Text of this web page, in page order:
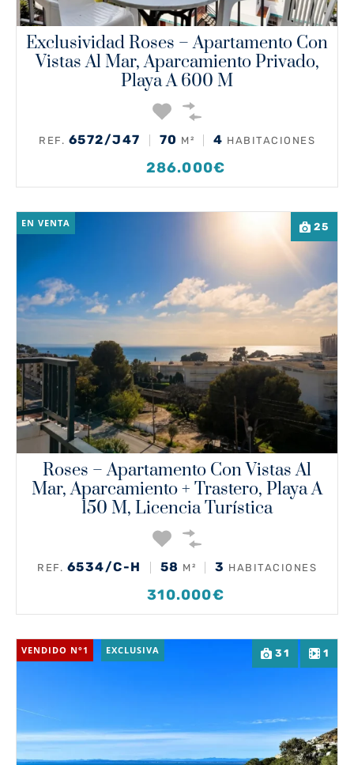
Exclusividad Roses – Apartamento Con
Vistas Al Mar, Aparcamiento Privado,
Playa A 600 M
REF. 6572/J47 70 M² 4 HABITACIONES
286.000€
25
EN VENTA
Roses – Apartamento Con Vistas Al
Mar, Aparcamiento + Trastero, Playa A
150 M, Licencia Turística
REF. 6534/C-H 58 M² 3 HABITACIONES
310.000€
31 1
VENDIDO N°1 EXCLUSIVA